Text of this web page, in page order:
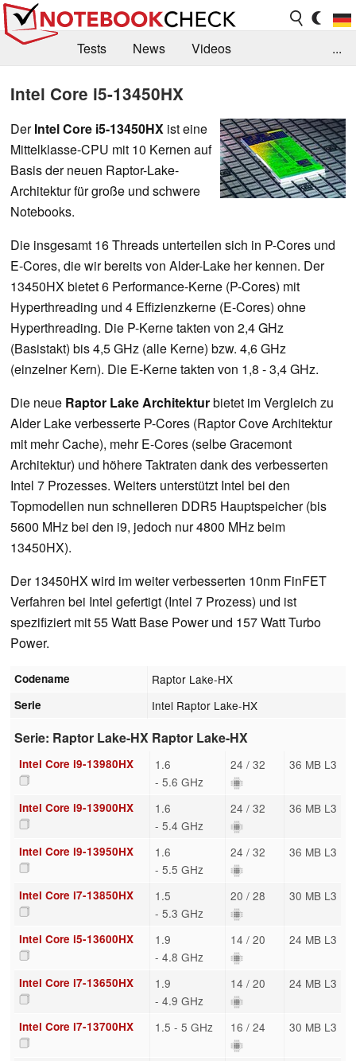
Tests News
Videos
Jobs
Forum
...
Intel Core i5-13450HX
DerIntel Core i5-13450HX ist eine
Mittelklasse-CPU mit 10 Kernen auf
Basis der neuen Raptor-Lake-
Architektur für große und schwere
Notebooks.
Die insgesamt 16 Threads unterteilen sich in P-Cores und
E-Cores, die wir bereits von Alder-Lake her kennen. Der
13450HX bietet 6 Performance-Kerne (P-Cores) mit
Hyperthreading und 4 Effizienzkerne (E-Cores) ohne
Hyperthreading. Die P-Kerne takten von 2,4 GHz
(Basistakt) bis 4,5 GHz (alle Kerne) bzw. 4,6 GHz
(einzelner Kern). Die E-Kerne takten von 1,8 - 3,4 GHz.
Die neue Raptor Lake Architekturbietet im Vergleich zu
Alder Lake verbesserte P-Cores (Raptor Cove Architektur
mit mehr Cache), mehr E-Cores (selbe Gracemont
Architektur) und höhere Taktraten dank des verbesserten
Intel 7 Prozesses. Weiters unterstützt Intel bei den
Topmodellen nun schnelleren DDR5 Hauptspeicher (bis
5600 MHz bei den i9, jedoch nur 4800 MHz beim
13450HX).
Der 13450HX wird im weiter verbesserten 10nm FinFET
Verfahren bei Intel gefertigt (Intel 7 Prozess) und ist
spezifiziert mit 55 Watt Base Power und 157 Watt Turbo
Power.
Codename Raptor Lake-HX
Serie Intel Raptor Lake-HX
Serie: Raptor Lake-HX Raptor Lake-HX
Intel Core i9-13980HX
1.6
- 5.6 GHz
24 / 32 36 MB L3
Intel Core i9-13900HX
1.6
- 5.4 GHz
24 / 32 36 MB L3
Intel Core i9-13950HX
1.6
- 5.5 GHz
24 / 32 36 MB L3
Intel Core i7-13850HX
1.5
- 5.3 GHz
20 / 28 30 MB L3
Intel Core i5-13600HX
1.9
- 4.8 GHz
14 / 20 24 MB L3
Intel Core i7-13650HX
1.9
- 4.9 GHz
14 / 20 24 MB L3
Intel Core i7-13700HX 1.5 - 5 GHz 16 / 24 30 MB L3